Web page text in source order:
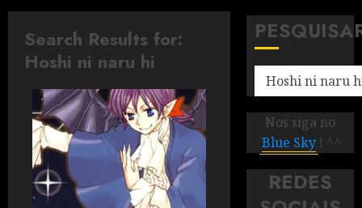
Search Results for:
Hoshi ni naru hi
Nos siga no
Blue Sky ! ^^
REDES